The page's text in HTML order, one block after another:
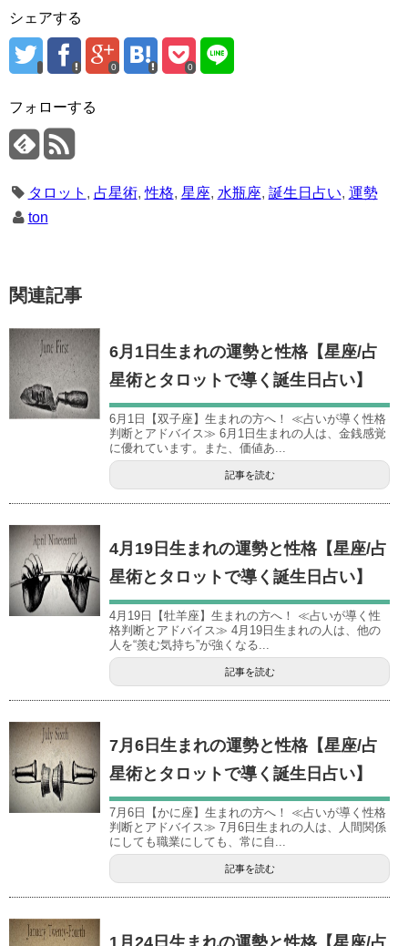
シェアする
0 0
フォローする
タロット , 占星術,性格, 星座, 水瓶座, 誕生日占い, 運勢
ton
関連記事
6月1日生まれの運勢と性格【星座/占
星術とタロットで導く誕生日占い】
6月1日【双子座】生まれの方へ！ ≪占いが導く性格
判断とアドバイス≫ 6月1日生まれの人は、金銭感覚
に優れています。また、価値あ...
記事を読む
4月19日生まれの運勢と性格【星座/占
星術とタロットで導く誕生日占い】
4月19日【牡羊座】生まれの方へ！ ≪占いが導く性
格判断とアドバイス≫ 4月19日生まれの人は、他の
人を“羨む気持ち”が強くなる...
記事を読む
7月6日生まれの運勢と性格【星座/占
星術とタロットで導く誕生日占い】
7月6日【かに座】生まれの方へ！ ≪占いが導く性格
判断とアドバイス≫ 7月6日生まれの人は、人間関係
にしても職業にしても、常に自...
記事を読む
1月24日生まれの運勢と性格【星座/占